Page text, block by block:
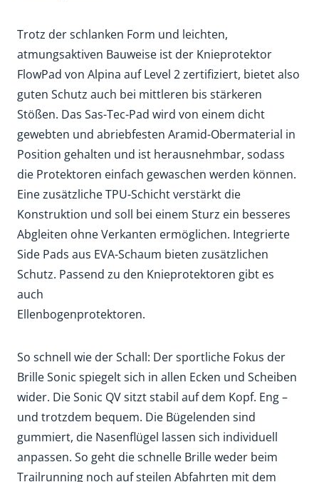
Trotz der schlanken Form und leichten,
atmungsaktiven Bauweise ist der Knieprotektor
FlowPad von Alpina auf Level 2 zertifiziert, bietet also
guten Schutz auch bei mittleren bis stärkeren
Stößen. Das Sas-Tec-Pad wird von einem dicht
gewebten und abriebfesten Aramid-Obermaterial in
Position gehalten und ist herausnehmbar, sodass
die Protektoren einfach gewaschen werden können.
Eine zusätzliche TPU-Schicht verstärkt die
Konstruktion und soll bei einem Sturz ein besseres
Abgleiten ohne Verkanten ermöglichen. Integrierte
Side Pads aus EVA-Schaum bieten zusätzlichen
Schutz. Passend zu den Knieprotektoren gibt es
auch
Ellenbogenprotektoren.
So schnell wie der Schall: Der sportliche Fokus der
Brille Sonic spiegelt sich in allen Ecken und Scheiben
wider. Die Sonic QV sitzt stabil auf dem Kopf. Eng –
und trotzdem bequem. Die Bügelenden sind
gummiert, die Nasenflügel lassen sich individuell
anpassen. So geht die schnelle Brille weder beim
Trailrunning noch auf steilen Abfahrten mit dem